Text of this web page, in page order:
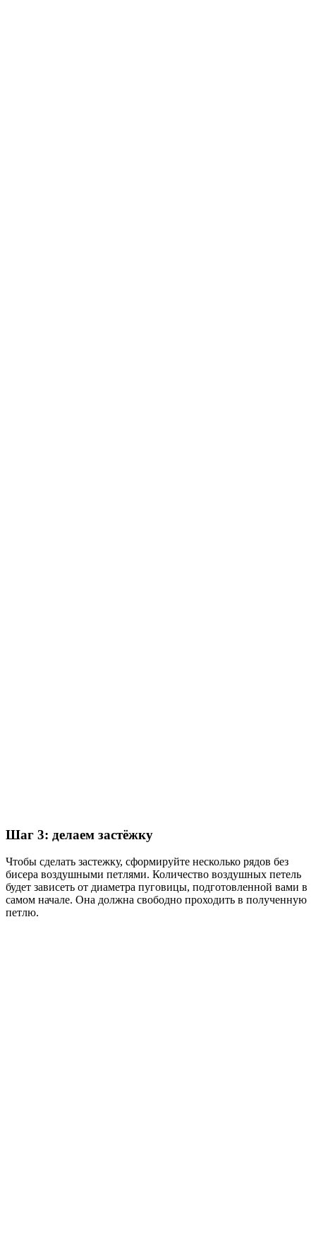
Шаг 3: делаем застёжку
Чтобы сделать застежку, сформируйте несколько рядов без
бисера воздушными петлями. Количество воздушных петель
будет зависеть от диаметра пуговицы, подготовленной вами в
самом начале. Она должна свободно проходить в полученную
петлю.